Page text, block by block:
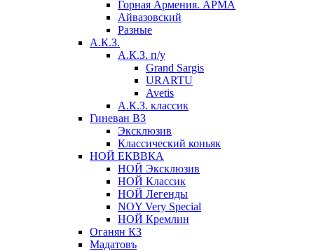
Горная Армения. АРМА
Айвазовский
Разные
А.К.З.
А.К.З. п/у
Grand Sargis
URARTU
Avetis
А.К.З. классик
Гиневан ВЗ
Эксклюзив
Классический коньяк
НОЙ ЕКВВКА
НОЙ Эксклюзив
НОЙ Классик
НОЙ Легенды
NOY Very Speсial
НОЙ Кремлин
Оганян КЗ
Мадатовъ